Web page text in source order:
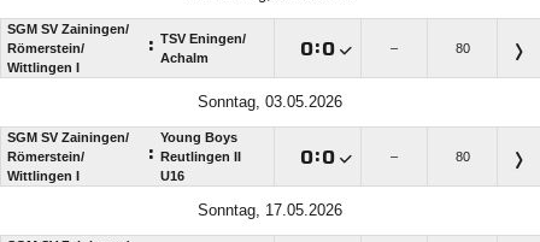
SGM SV Zainingen/​
Römerstein/​
Wittlingen I
: TSV Eningen/​
Achalm
: – 80
Sonntag, 03.05.2026
SGM SV Zainingen/​
Römerstein/​
Wittlingen I
:
Young Boys
Reutlingen II
U16
: – 80
Sonntag, 17.05.2026